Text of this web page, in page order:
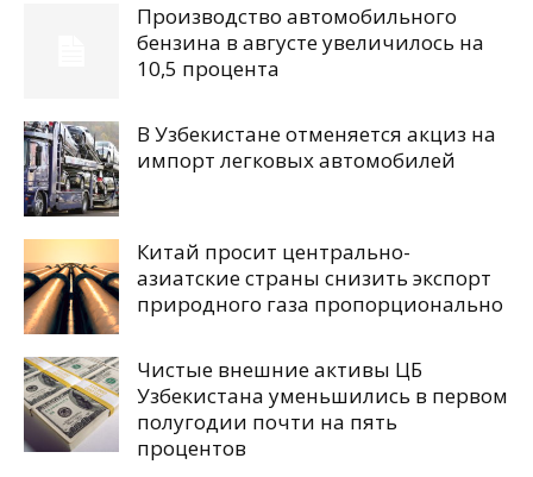
Производство автомобильного
бензина в августе увеличилось на
10,5 процента
В Узбекистане отменяется акциз на
импорт легковых автомобилей
Китай просит центрально-
азиатские страны снизить экспорт
природного газа пропорционально
Чистые внешние активы ЦБ
Узбекистана уменьшились в первом
полугодии почти на пять
процентов